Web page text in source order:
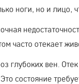
ноги, но и лицо,
часто отекает
глубоких вен.
состояние